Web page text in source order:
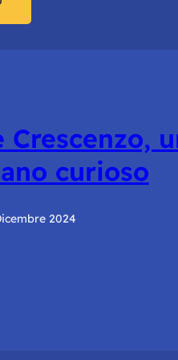
Crescenzo,
curioso
2024